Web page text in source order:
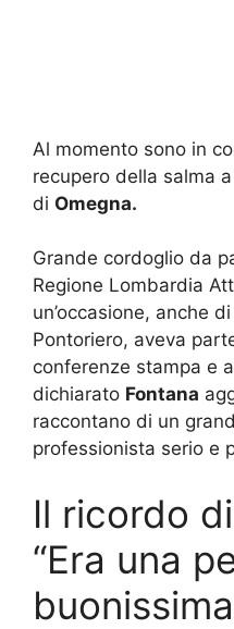
Al momento sono in
recupero della salma
di Omegna.
Grande cordoglio da
Regione Lombardia
un’occasione, anche
Pontoriero, aveva
conferenze stampa e
dichiarato Fontana
raccontano di un
professionista serio e
Il ricordo
“Era una